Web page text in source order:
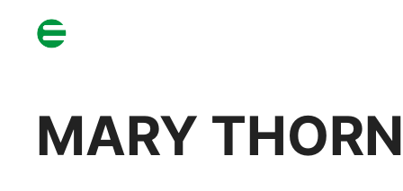
MARY